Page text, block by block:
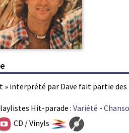
» interprété par Dave fait partie des
Hit-parade :Variété -
CD / Vinyls